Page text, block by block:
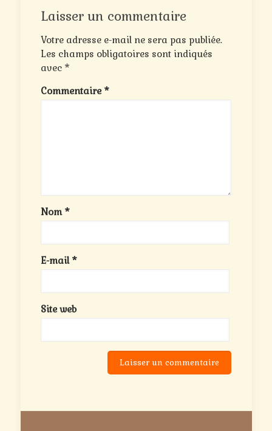
Laisser un commentaire
Votre adresse e-mail ne sera pas publiée.
Les champs obligatoires sont indiqués
avec *
Commentaire *
Nom *
E-mail *
Site web